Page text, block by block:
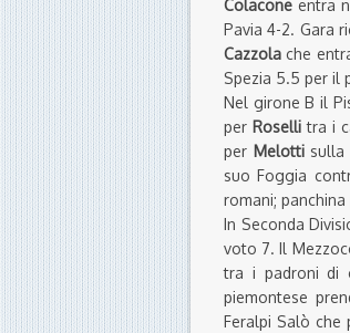
Colacone entra
Pavia 4-2. Gara
Cazzola che
Spezia 5.5 per il
Nel girone B il
per Rosellitra i
per Melottisulla
suo Foggia
romani; panchina
In Seconda
voto 7. Il
tra i padroni di
piemontese
Feralpi Salò che